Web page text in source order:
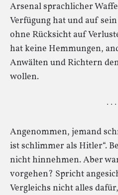
Arsenal sprachlicher
Verfügung hat und auf
ohne Rücksicht auf
hat keine Hemmungen,
Anwälten und Richtern
wollen.
· · ·
Angenommen, jemand
ist schlimmer als Hitler“.
nicht hinnehmen. Aber
vorgehen? Spricht
Vergleichs nicht alles